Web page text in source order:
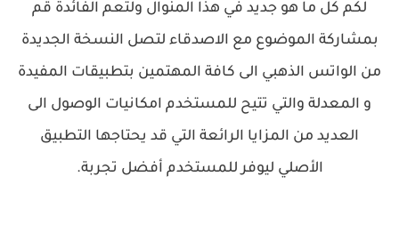
لكم كل ما هو جديد في هذا المنوال ولتعم الفائدة قم
بمشاركة الموضوع مع الاصدقاء لتصل النسخة الجديدة
من الواتس الذهبي الى كافة المهتمين بتطبيقات المفيدة
و المعدلة والتي تتيح للمستخدم امكانيات الوصول الى
العديد من المزايا الرائعة التي قد يحتاجها التطبيق
الأصلي ليوفر للمستخدم أفضل تجربة.